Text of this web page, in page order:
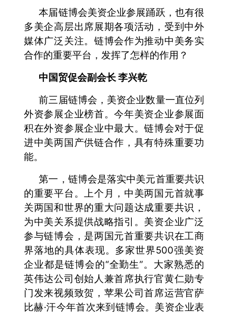
本届链博会美资企业参展踊跃，也有很
多美企高层出席展期各项活动，受到中外
媒体广泛关注。链博会作为推动中美务实
合作的重要平台，发挥了怎样的作用？
中国贸促会副会长 李兴乾
前三届链博会，美资企业数量一直位列
外资参展企业榜首。今年美资企业参展面
积在外资参展企业中最大。链博会对于促
进中美两国产供链合作，具有特殊重要功
能。
第一，链博会是落实中美元首重要共识
的重要平台。上个月，中美两国元首就事
关两国和世界的重大问题达成重要共识，
为中美关系提供战略指引。美资企业广泛
参与链博会，是两国元首重要共识在工商
界落地的具体表现。多家世界500强美资
企业都是链博会的“全勤生”。大家熟悉的
英伟达公司创始人兼首席执行官黄仁勋专
门发来视频致贺，苹果公司首席运营官萨
比赫·汗今年首次来到链博会。美资企业表